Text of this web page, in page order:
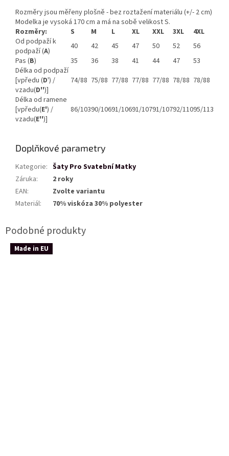
Rozměry jsou měřeny plošně - bez roztažení materiálu (+/- 2 cm)
Modelka je vysoká 170 cm a má na sobě velikost S.
Rozměry:
S M L XL XXL 3XL
4XL
Od podpaží k
podpaží (A) 40 42 45 47 50 52
56
Pas (B) 35 36 38 41 44 47
53
Délka od podpaží
[vpředu (D') /
vzadu(D'')]
74/88 75/88 77/88 77/88 77/88 78/88 78/88
Délka od ramene
[vpředu(E') /
vzadu(E'')]
86/10390/10691/10691/10791/10792/11095/113
Doplňkové parametry
Kategorie: Šaty Pro Svatební Matky
Záruka:
2 roky
EAN:
Zvolte variantu
Materiál: 70% viskóza 30% polyester
Made in EU